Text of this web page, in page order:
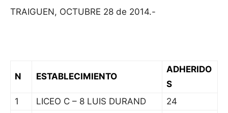
TRAIGUEN, OCTUBRE 28 de 2014.-
N ESTABLECIMIENTO
ADHERIDO
S
1
LICEO C – 8 LUIS DURAND 24